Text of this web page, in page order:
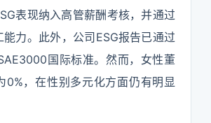
表现纳入高管薪酬考核，并通过
能力。此外，公司ESG报告已通过
国际标准。然而，女性董
0%，在性别多元化方面仍有明显